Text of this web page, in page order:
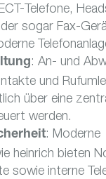
Telefone,
sogar Fax-
: An- und
und
über eine
werden.
: Moderne
heinrich bieten
sowie interne